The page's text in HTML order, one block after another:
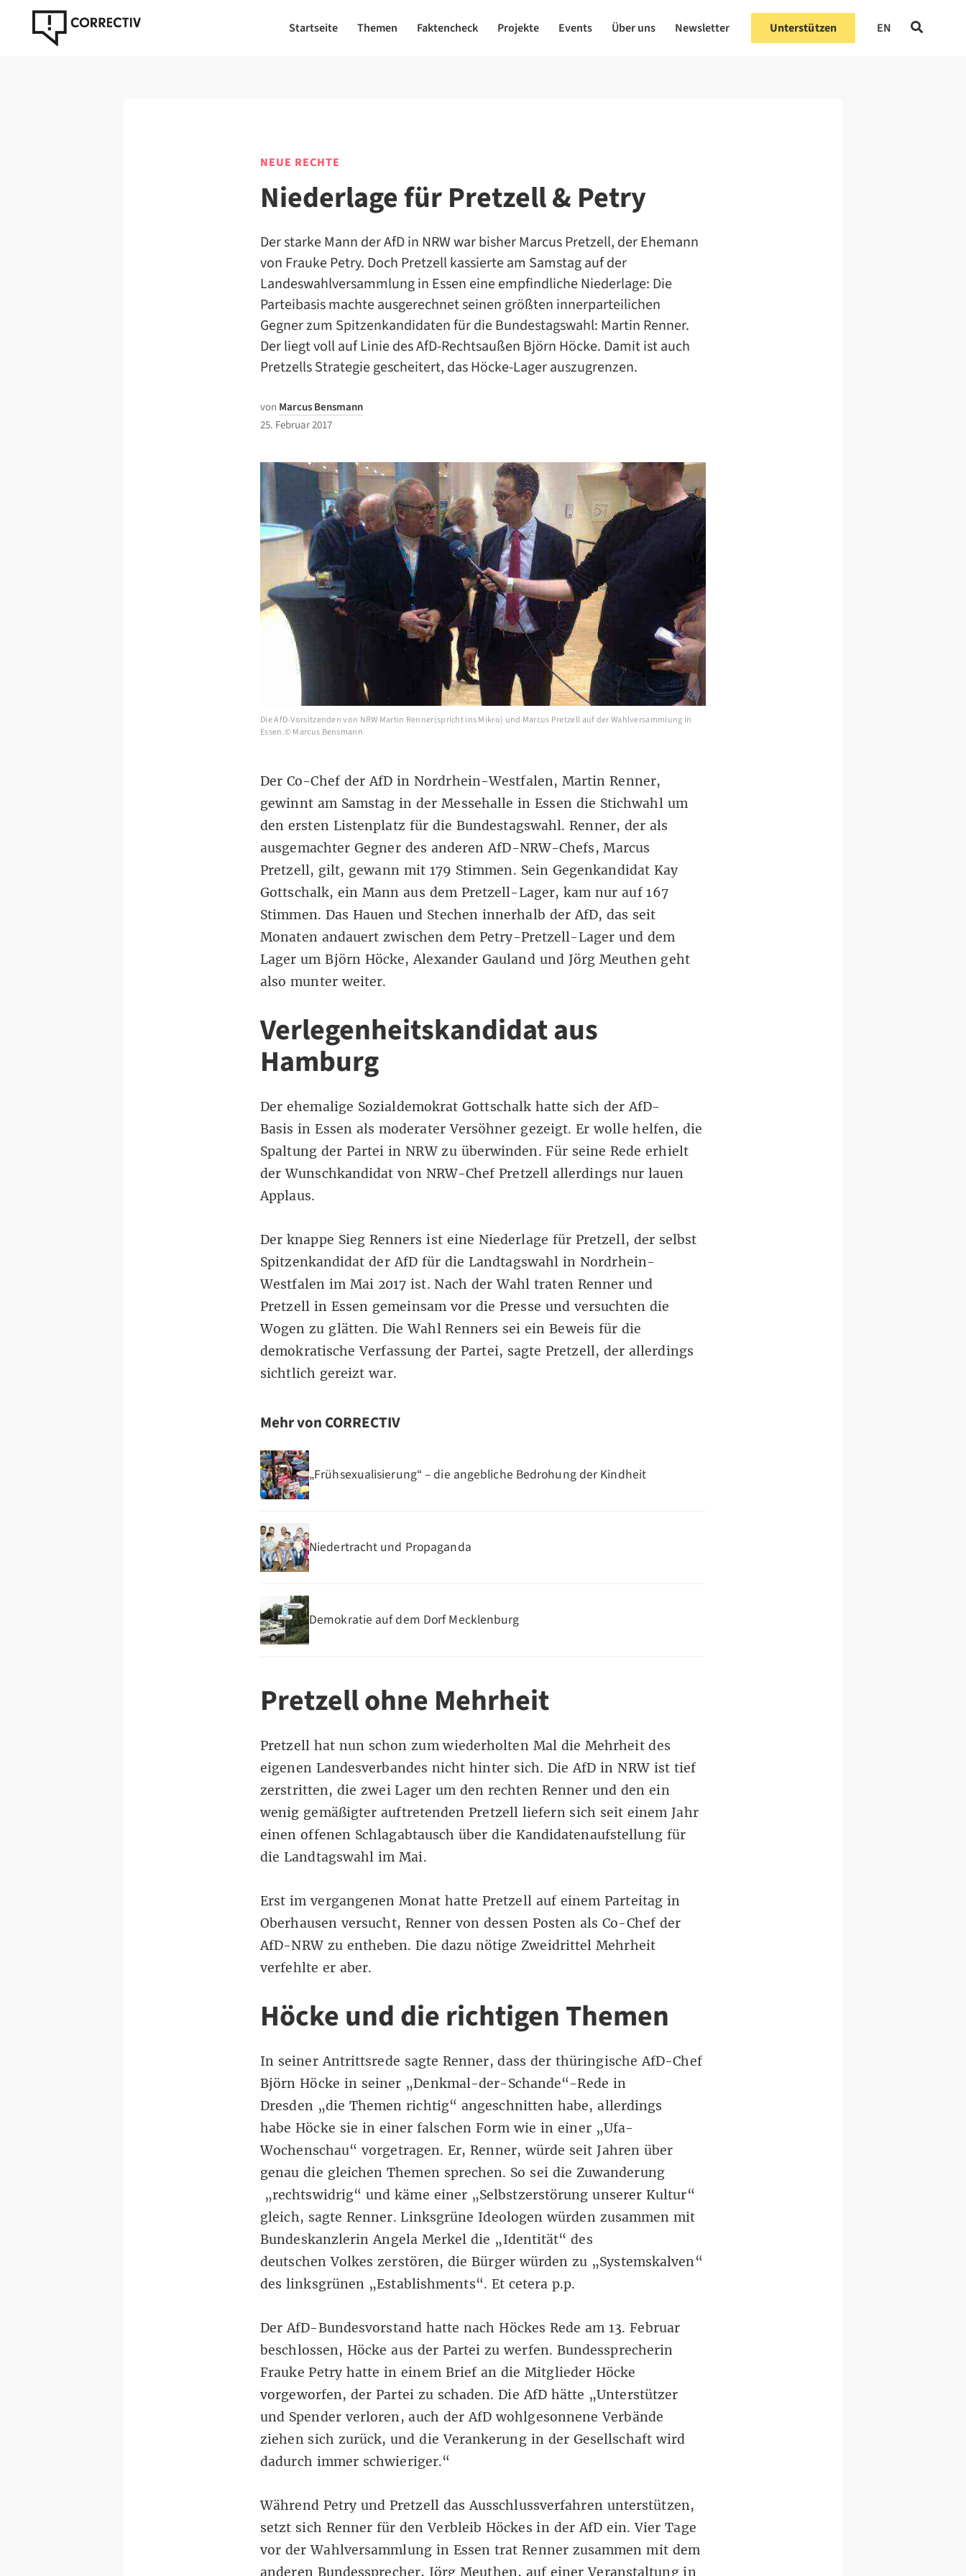
Startseite Themen Faktencheck Projekte Events Über uns Newsletter Unterstützen EN
NEUE RECHTE
Niederlage für Pretzell & Petry
Der starke Mann der AfD in NRW war bisher Marcus Pretzell, der Ehemann
von Frauke Petry. Doch Pretzell kassierte am Samstag auf der
Landeswahlversammlung in Essen eine empfindliche Niederlage: Die
Parteibasis machte ausgerechnet seinen größten innerparteilichen
Gegner zum Spitzenkandidaten für die Bundestagswahl: Martin Renner.
Der liegt voll auf Linie des AfD-Rechtsaußen Björn Höcke. Damit ist auch
Pretzells Strategie gescheitert, das Höcke-Lager auszugrenzen.
von Marcus Bensmann
25. Februar 2017
Die AfD-Vorsitzenden von NRW Martin Renner(spricht ins Mikro) und Marcus Pretzell auf der Wahlversammlung in
Essen.© Marcus Bensmann
Der Co-Chef der AfD in Nordrhein-Westfalen, Martin Renner,
gewinnt am Samstag in der Messehalle in Essen die Stichwahl um
den ersten Listenplatz für die Bundestagswahl. Renner, der als
ausgemachter Gegner des anderen AfD-NRW-Chefs, Marcus
Pretzell, gilt, gewann mit 179 Stimmen. Sein Gegenkandidat Kay
Gottschalk, ein Mann aus dem Pretzell-Lager, kam nur auf 167
Stimmen. Das Hauen und Stechen innerhalb der AfD, das seit
Monaten andauert zwischen dem Petry-Pretzell-Lager und dem
Lager um Björn Höcke, Alexander Gauland und Jörg Meuthen geht
also munter weiter.
Verlegenheitskandidat aus
Hamburg
Der ehemalige Sozialdemokrat Gottschalk hatte sich der AfD-
Basis in Essen als moderater Versöhner gezeigt. Er wolle helfen, die
Spaltung der Partei in NRW zu überwinden. Für seine Rede erhielt
der Wunschkandidat von NRW-Chef Pretzell allerdings nur lauen
Applaus.
Der knappe Sieg Renners ist eine Niederlage für Pretzell, der selbst
Spitzenkandidat der AfD für die Landtagswahl in Nordrhein-
Westfalen im Mai 2017 ist. Nach der Wahl traten Renner und
Pretzell in Essen gemeinsam vor die Presse und versuchten die
Wogen zu glätten. Die Wahl Renners sei ein Beweis für die
demokratische Verfassung der Partei, sagte Pretzell, der allerdings
sichtlich gereizt war.
Mehr von CORRECTIV
„Frühsexualisierung“ – die angebliche Bedrohung der Kindheit
Niedertracht und Propaganda
Demokratie auf dem Dorf Mecklenburg
Pretzell ohne Mehrheit
Pretzell hat nun schon zum wiederholten Mal die Mehrheit des
eigenen Landesverbandes nicht hinter sich. Die AfD in NRW ist tief
zerstritten, die zwei Lager um den rechten Renner und den ein
wenig gemäßigter auftretenden Pretzell liefern sich seit einem Jahr
einen offenen Schlagabtausch über die Kandidatenaufstellung für
die Landtagswahl im Mai.
Erst im vergangenen Monat hatte Pretzell auf einem Parteitag in
Oberhausen versucht, Renner von dessen Posten als Co-Chef der
AfD-NRW zu entheben. Die dazu nötige Zweidrittel Mehrheit
verfehlte er aber.
Höcke und die richtigen Themen
In seiner Antrittsrede sagte Renner, dass der thüringische AfD-Chef
Björn Höcke in seiner „Denkmal-der-Schande“-Rede in
Dresden „die Themen richtig“ angeschnitten habe, allerdings
habe Höcke sie in einer falschen Form wie in einer „Ufa-
Wochenschau“ vorgetragen. Er, Renner, würde seit Jahren über
genau die gleichen Themen sprechen. So sei die Zuwanderung
„rechtswidrig“ und käme einer „Selbstzerstörung unserer Kultur“
gleich, sagte Renner. Linksgrüne Ideologen würden zusammen mit
Bundeskanzlerin Angela Merkel die „Identität“ des
deutschen Volkes zerstören, die Bürger würden zu „Systemskalven“
des linksgrünen „Establishments“. Et cetera p.p.
Der AfD-Bundesvorstand hatte nach Höckes Rede am 13. Februar
beschlossen, Höcke aus der Partei zu werfen. Bundessprecherin
Frauke Petry hatte in einem Brief an die Mitglieder Höcke
vorgeworfen, der Partei zu schaden. Die AfD hätte „Unterstützer
und Spender verloren, auch der AfD wohlgesonnene Verbände
ziehen sich zurück, und die Verankerung in der Gesellschaft wird
dadurch immer schwieriger.“
Während Petry und Pretzell das Ausschlussverfahren unterstützen,
setzt sich Renner für den Verbleib Höckes in der AfD ein. Vier Tage
vor der Wahlversammlung in Essen trat Renner zusammen mit dem
anderen Bundessprecher, Jörg Meuthen, auf einer Veranstaltung in